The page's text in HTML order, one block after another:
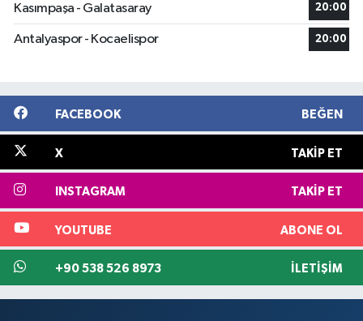
Kasımpaşa - Galatasaray 20:00
Antalyaspor - Kocaelispor 20:00
FACEBOOK BEĞEN
X TAKIP ET
INSTAGRAM TAKIP ET
YOUTUBE ABONE OL
+90 538 526 8973 İLETIŞIM